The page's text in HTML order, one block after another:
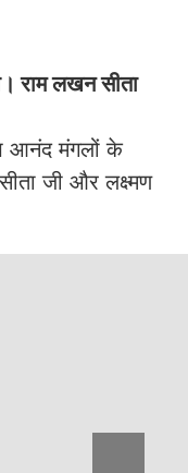
राम लखन सीता
आनंद मंगलों के
जी और लक्ष्मण